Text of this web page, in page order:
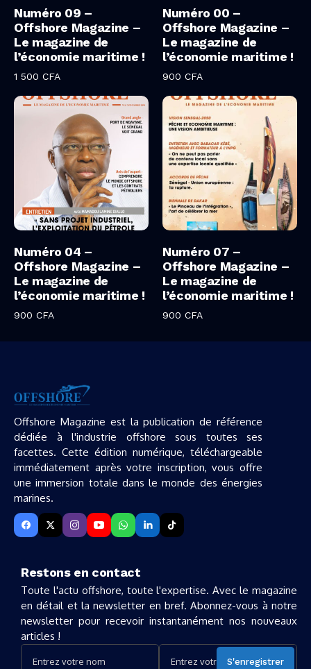
Ajouter Au Panier
Numéro 09 –
Offshore Magazine –
Le magazine de
l’économie maritime !
1 500 CFA
Ajouter Au Panier
Numéro 00 –
Offshore Magazine –
Le magazine de
l’économie maritime !
900 CFA
Ajouter Au Panier
Numéro 04 –
Offshore Magazine –
Le magazine de
l’économie maritime !
900 CFA
Ajouter Au Panier
Numéro 07 –
Offshore Magazine –
Le magazine de
l’économie maritime !
900 CFA
Offshore Magazine est la publication de référence
dédiée à l'industrie offshore sous toutes ses
facettes. Cette édition numérique, téléchargeable
immédiatement après votre inscription, vous offre
une immersion totale dans le monde des énergies
marines.
Restons en contact
Toute l'actu offshore, toute l'expertise. Avec le magazine
en détail et la newsletter en bref. Abonnez-vous à notre
newsletter pour recevoir instantanément nos nouveaux
articles !